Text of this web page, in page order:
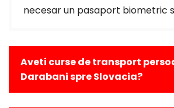
necesar un pasaport biometric
Aveti curse de transport
Darabani spre Slovacia?